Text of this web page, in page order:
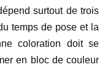
surtout de trois
temps de pose et la
coloration doit se
en bloc de couleur